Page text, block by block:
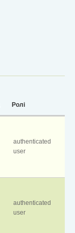
Ролі
authenticated
user
authenticated
user